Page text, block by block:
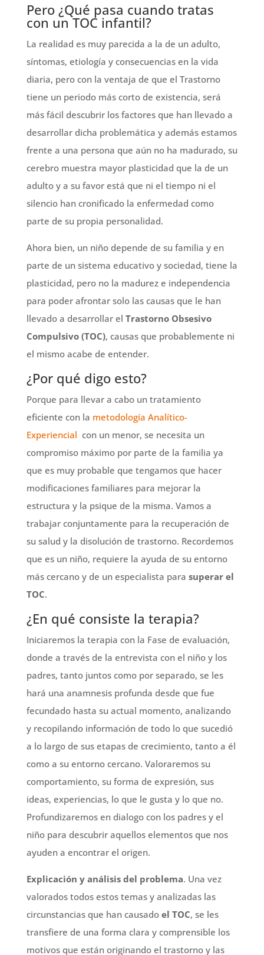
Pero ¿Qué pasa cuando tratas
con un TOC infantil?
La realidad es muy parecida a la de un adulto,
síntomas, etiología y consecuencias en la vida
diaria, pero con la ventaja de que el Trastorno
tiene un periodo más corto de existencia, será
más fácil descubrir los factores que han llevado a
desarrollar dicha problemática y además estamos
frente a una persona que aún no ha madurado, su
cerebro muestra mayor plasticidad que la de un
adulto y a su favor está que ni el tiempo ni el
silencio han cronificado la enfermedad como
parte de su propia personalidad.
Ahora bien, un niño depende de su familia y en
parte de un sistema educativo y sociedad, tiene la
plasticidad, pero no la madurez e independencia
para poder afrontar solo las causas que le han
llevado a desarrollar el Trastorno Obsesivo
Compulsivo (TOC), causas que probablemente ni
el mismo acabe de entender.
¿Por qué digo esto?
Porque para llevar a cabo un tratamiento
eficiente con la metodología Analítico-
Experiencial con un menor, se necesita un
compromiso máximo por parte de la familia ya
que es muy probable que tengamos que hacer
modificaciones familiares para mejorar la
estructura y la psique de la misma. Vamos a
trabajar conjuntamente para la recuperación de
su salud y la disolución de trastorno. Recordemos
que es un niño, requiere la ayuda de su entorno
más cercano y de un especialista para superar el
TOC.
¿En qué consiste la terapia?
Iniciaremos la terapia con la Fase de evaluación,
donde a través de la entrevista con el niño y los
padres, tanto juntos como por separado, se les
hará una anamnesis profunda desde que fue
fecundado hasta su actual momento, analizando
y recopilando información de todo lo que sucedió
a lo largo de sus etapas de crecimiento, tanto a él
como a su entorno cercano. Valoraremos su
comportamiento, su forma de expresión, sus
ideas, experiencias, lo que le gusta y lo que no.
Profundizaremos en dialogo con los padres y el
niño para descubrir aquellos elementos que nos
ayuden a encontrar el origen.
Explicación y análisis del problema. Una vez
valorados todos estos temas y analizadas las
circunstancias que han causado el TOC, se les
transfiere de una forma clara y comprensible los
motivos que están originando el trastorno y las